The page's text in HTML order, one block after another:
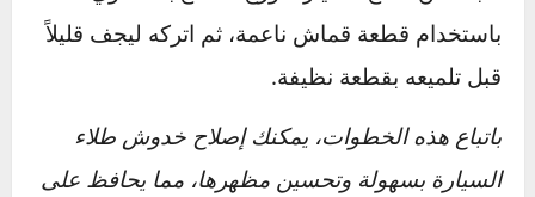
بعد ذلك، ضع كمية صغيرة من الملمع وافركها
بحركات دائرية بقطعة قماش ناعمة حتى تحصل